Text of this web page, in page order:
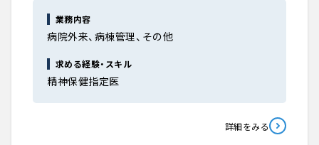
業務内容
病院外来、病棟管理、その他
求める経験・スキル
精神保健指定医
詳細をみる